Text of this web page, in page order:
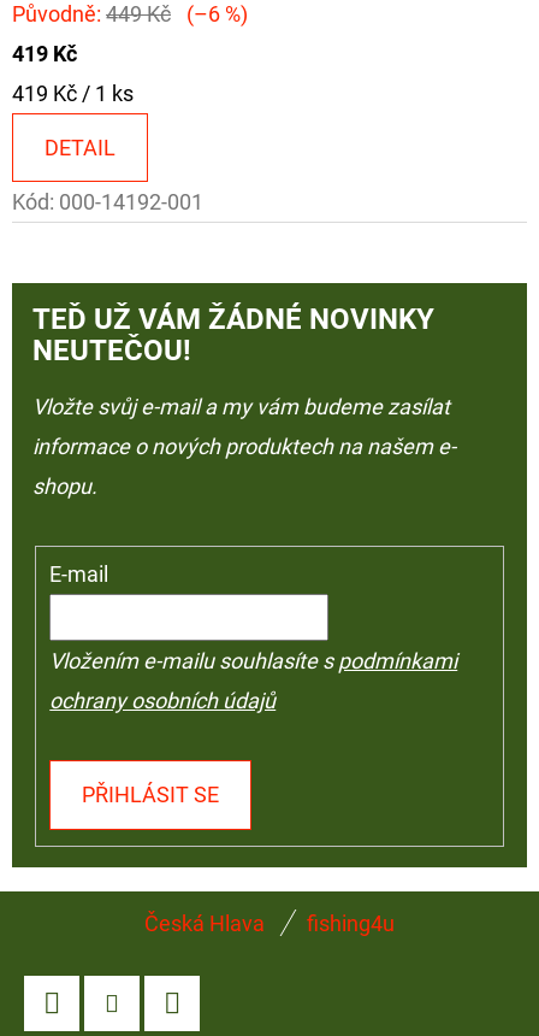
Původně: 449 Kč
(–6 %)
419 Kč
Měrná
419 Kč / 1 ks
DETAIL
Kód: 000-14192-001
TEĎ UŽ VÁM ŽÁDNÉ NOVINKY
NEUTEČOU!
Vložte svůj e-mail a my vám budeme zasílat
informace o nových produktech na našem e-
shopu.
E-mail
Vložením e-mailu souhlasíte spodmínkami
ochrany osobních údajů
PŘIHLÁSIT SE
Česká Hlava fishing4u